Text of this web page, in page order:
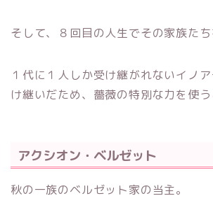
そして、８回目の人生でその家族たち
１代に１人しか受け継がれないイノ
け継いだため、薔薇の特別な力を使う
アクシオン・ベルゼット
秋の一族のベルゼット家の当主。